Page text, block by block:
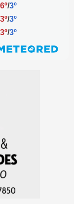
/3º
/3º
/3º